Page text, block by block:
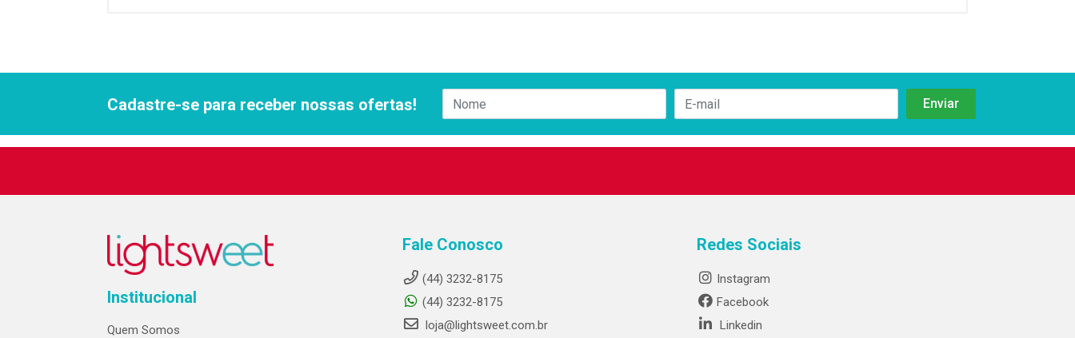
Cadastre-se para receber nossas ofertas!
Institucional
Quem Somos
Fale Conosco
(44) 3232-8175
(44) 3232-8175
loja@lightsweet.com.br
Redes Sociais
Instagram
Facebook
Linkedin